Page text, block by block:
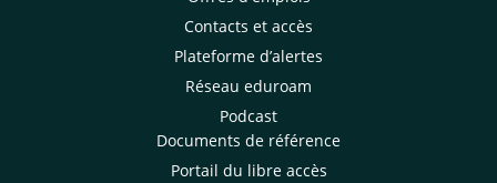
Contacts et accès
Plateforme d’alertes
Réseau eduroam
Podcast
Documents de référence
Portail du libre accès